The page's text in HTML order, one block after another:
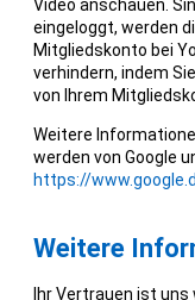
Video anschauen.
eingeloggt, werden
Mitgliedskonto bei
verhindern, indem
von Ihrem
Weitere
werden von Google
https://
Weitere
Ihr Vertrauen ist uns